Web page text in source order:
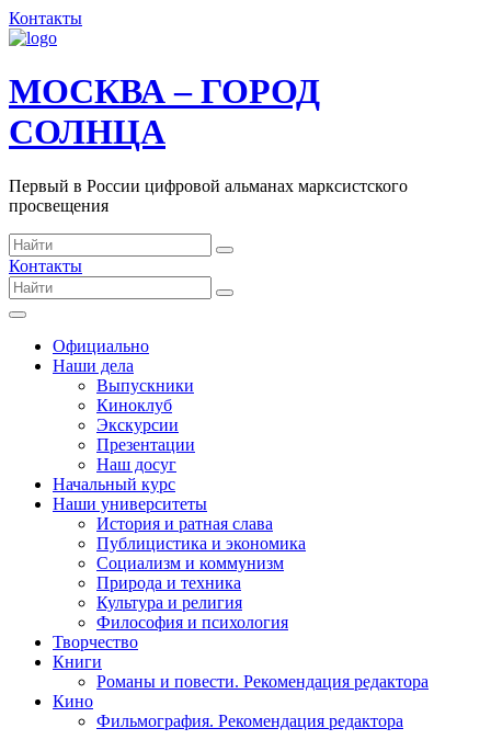
Контакты
МОСКВА – ГОРОД
СОЛНЦА
Первый в России цифровой альманах марксистского
просвещения
Контакты
Официально
Наши дела
Выпускники
Киноклуб
Экскурсии
Презентации
Наш досуг
Начальный курс
Наши университеты
История и ратная слава
Публицистика и экономика
Социализм и коммунизм
Природа и техника
Культура и религия
Философия и психология
Творчество
Книги
Романы и повести. Рекомендация редактора
Кино
Фильмография. Рекомендация редактора